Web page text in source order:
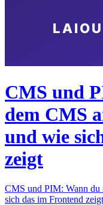
CMS und
dem CMS
und wie
zeigt
CMS und PIM: Wann du
sich das im Frontend